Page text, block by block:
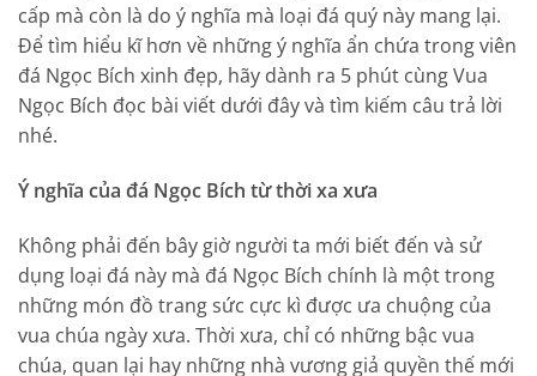
cấp mà còn là do ý nghĩa mà loại đá quý này mang lại.
Để tìm hiểu kĩ hơn về những ý nghĩa ẩn chứa trong viên
đá Ngọc Bích xinh đẹp, hãy dành ra 5 phút cùng Vua
Ngọc Bích đọc bài viết dưới đây và tìm kiếm câu trả lời
nhé.
Ý nghĩa của đá Ngọc Bích từ thời xa xưa
Không phải đến bây giờ người ta mới biết đến và sử
dụng loại đá này mà đá Ngọc Bích chính là một trong
những món đồ trang sức cực kì được ưa chuộng của
vua chúa ngày xưa. Thời xưa, chỉ có những bậc vua
chúa, quan lại hay những nhà vương giả quyền thế mới